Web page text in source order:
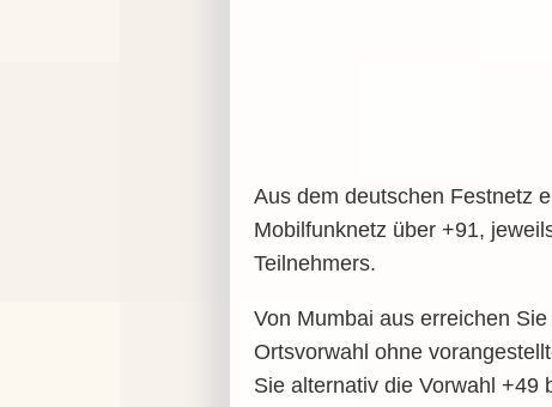
Aus dem deutschen Festnetz
Mobilfunknetz über +91,
Teilnehmers.
Von Mumbai aus erreichen
Ortsvorwahl ohne
Sie alternativ die Vorwahl +49